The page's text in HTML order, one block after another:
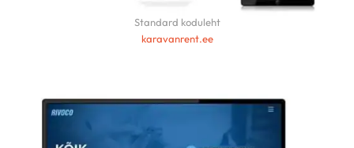
Standard koduleht
karavanrent.ee